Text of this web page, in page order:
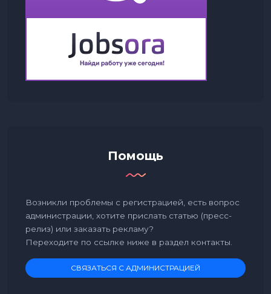
Помощь
Возникли проблемы с регистрацией, есть вопрос
администрации, хотите прислать статью (пресс-
релиз) или заказать рекламу?
Переходите по ссылке ниже в раздел контакты.
СВЯЗАТЬСЯ С АДМИНИСТРАЦИЕЙ